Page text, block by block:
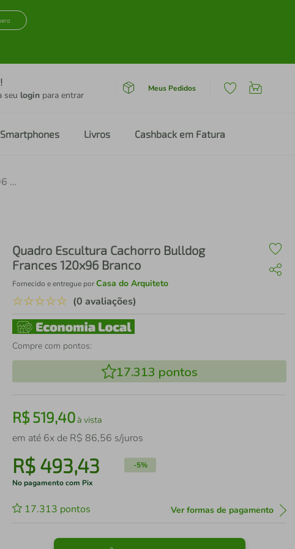
seu login para entrar
Meus Pedidos
Smartphones Livros Cashback em Fatura
Quadro Escultura Cachorro Bulldog Frances 120x96 Branco
Quadro Escultura Cachorro Bulldog
Frances 120x96 Branco
Fornecido e entregue porCasa do Arquiteto
☆☆☆☆☆ (0 avaliações)
Compre com pontos:
17.313 pontos
R$519,40à vista
em até 6x de R$ 86,56 s/juros
R$ 493,43 -5%
No pagamento com Pix
17.313 pontos Ver formas de pagamento